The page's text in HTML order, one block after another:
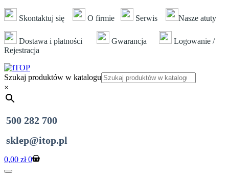
Skontaktuj się O firmie Serwis Nasze atuty
Dostawa i płatności Gwarancja
Logowanie /
Rejestracja
Szukaj produktów w katalogu
×
500 282 700
sklep@itop.pl
Koszyk
0,00 zł 0